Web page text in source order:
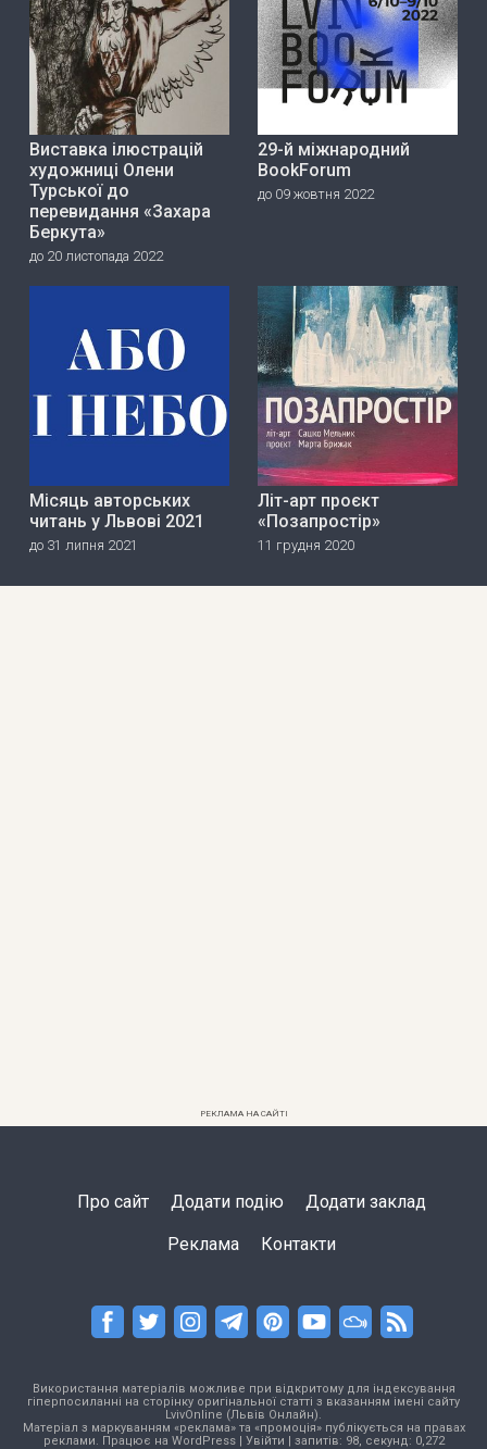
Виставка ілюстрацій
художниці Олени
Турської до
перевидання «Захара
Беркута»
до 20 листопада 2022
29-й міжнародний
BookForum
до 09 жовтня 2022
Місяць авторських
читань у Львові 2021
до 31 липня 2021
Літ-арт проєкт
«Позапростір»
11 грудня 2020
РЕКЛАМА НА САЙТІ
Про сайт Додати подію Додати заклад
Реклама Контакти
Використання матеріалів можливе при відкритому для індексування
гіперпосиланні на сторінку оригінальної статті з вказанням імені сайту
LvivOnline (Львів Онлайн).
Матеріал з маркуванням «реклама» та «промоція» публікується на правах
реклами. Працює на WordPress| Увійти | запитів: 98, секунд: 0,272